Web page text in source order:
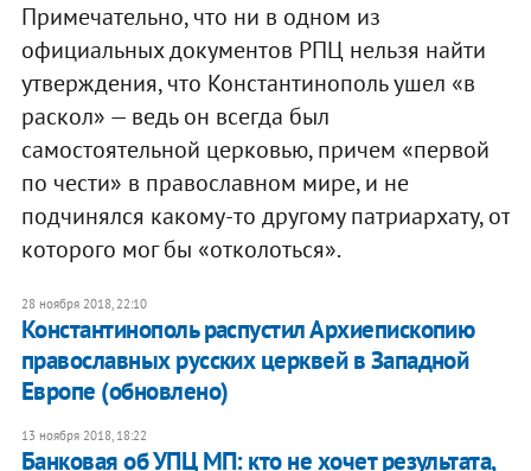
Примечательно, что ни в одном из
официальных документов РПЦ нельзя найти
утверждения, что Константинополь ушел «в
раскол» — ведь он всегда был
самостоятельной церковью, причем «первой
по чести» в православном мире, и не
подчинялся какому-то другому патриархату, от
которого мог бы «отколоться».
28 ноября 2018, 22:10
Константинополь распустил Архиепископию
православных русских церквей в Западной
Европе (обновлено)
13 ноября 2018, 18:22
Банковая об УПЦ МП: кто не хочет результата,